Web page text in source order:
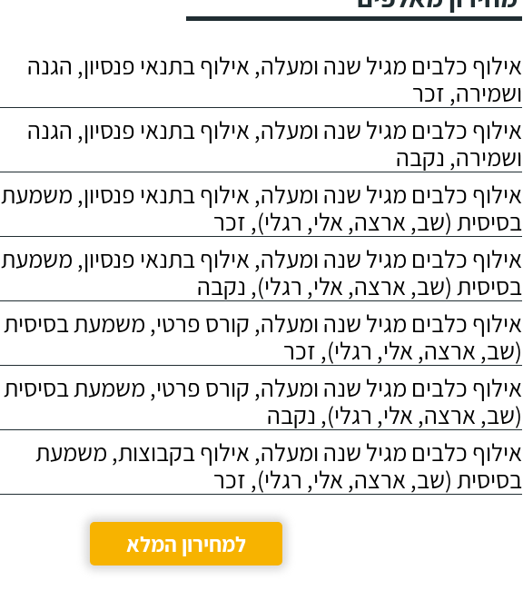
אילוף כלבים מגיל שנה ומעלה, אילוף בתנאי פנסיון, הגנה
ושמירה, זכר
אילוף כלבים מגיל שנה ומעלה, אילוף בתנאי פנסיון, הגנה
ושמירה, נקבה
אילוף כלבים מגיל שנה ומעלה, אילוף בתנאי פנסיון, משמעת
בסיסית (שב, ארצה, אלי, רגלי), זכר
אילוף כלבים מגיל שנה ומעלה, אילוף בתנאי פנסיון, משמעת
בסיסית (שב, ארצה, אלי, רגלי), נקבה
אילוף כלבים מגיל שנה ומעלה, קורס פרטי, משמעת בסיסית
(שב, ארצה, אלי, רגלי), זכר
אילוף כלבים מגיל שנה ומעלה, קורס פרטי, משמעת בסיסית
(שב, ארצה, אלי, רגלי), נקבה
אילוף כלבים מגיל שנה ומעלה, אילוף בקבוצות, משמעת
בסיסית (שב, ארצה, אלי, רגלי), זכר
למחירון המלא